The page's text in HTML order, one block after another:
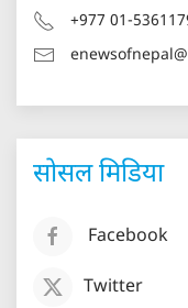
+977 01-
सोसल मिडिया
Facebook
Twitter